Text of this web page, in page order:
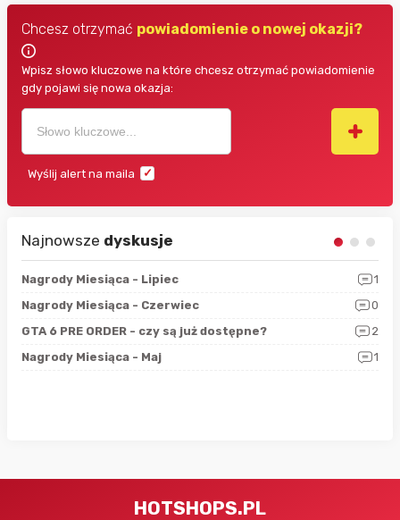
Chcesz otrzymać powiadomienie o nowej okazji?
Wpisz słowo kluczowe na które chcesz otrzymać powiadomienie
gdy pojawi się nowa okazja:
Wyślij alert na maila
Najnowsze dyskusje
Nagrody Miesiąca - Lipiec
1
Nagrody Miesiąca - Czerwiec
0
GTA 6 PRE ORDER - czy są już dostępne?
2
Nagrody Miesiąca - Maj
1
HOTSHOPS.PL